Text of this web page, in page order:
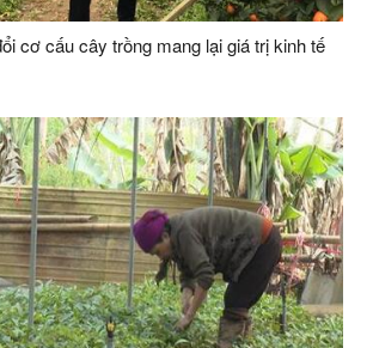
cơ cấu cây trồng mang lại giá trị kinh tế